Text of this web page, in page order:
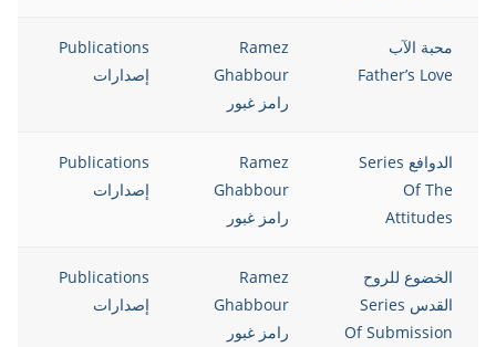
محبة الآب
Father’s Love
Ramez
Ghabbour
رامز غبور
Publications
إصدارات
الدوافع Series
Of The
Attitudes
Ramez
Ghabbour
رامز غبور
Publications
إصدارات
الخضوع للروح
القدس Series
Of Submission
Ramez
Ghabbour
رامز غبور
Publications
إصدارات